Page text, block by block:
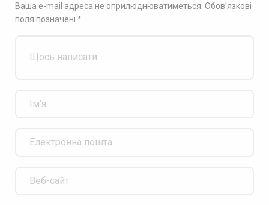
Ваша e-mail адреса не оприлюднюватиметься. Обов’язкові
поля позначені *